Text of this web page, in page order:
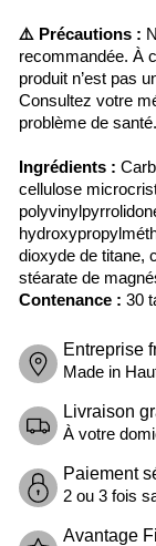
⚠️ Précautions :
recommandée. À
produit n’est pas
Consultez votre
problème de santé.
Ingrédients :
cellulose
dioxyde de titane,
stéarate de
Contenance : 30
Entreprise
Made in
Livraison
À votre
Paiement
2 ou 3 fois
Avantage